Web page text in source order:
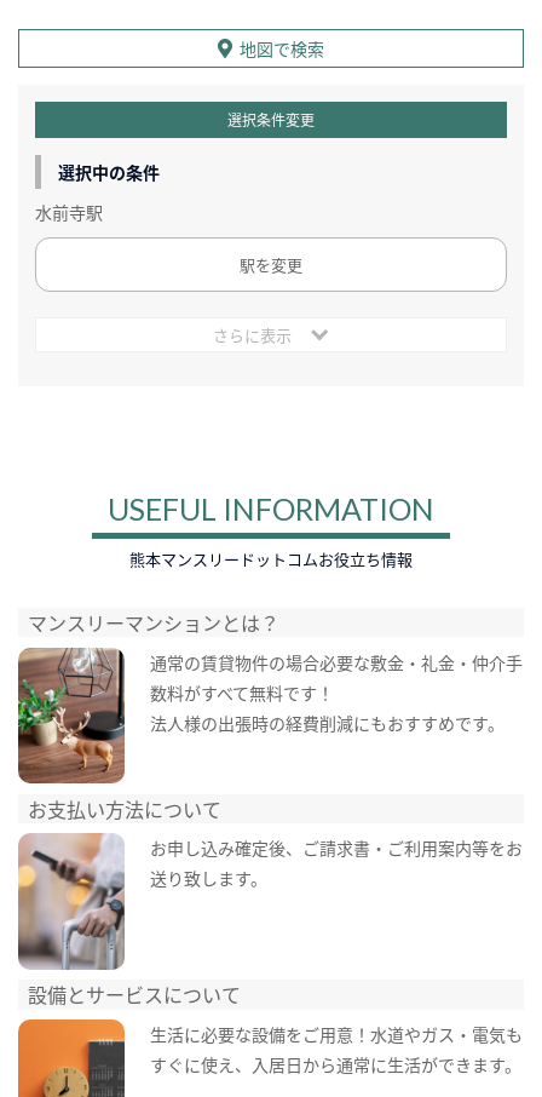
地図で検索
選択条件変更
選択中の条件
水前寺駅
駅を変更
さらに表示
USEFUL INFORMATION
熊本マンスリードットコムお役立ち情報
マンスリーマンションとは？
通常の賃貸物件の場合必要な敷金・礼金・仲介手
数料がすべて無料です！
法人様の出張時の経費削減にもおすすめです。
お支払い方法について
お申し込み確定後、ご請求書・ご利用案内等をお
送り致します。
設備とサービスについて
生活に必要な設備をご用意！水道やガス・電気も
すぐに使え、入居日から通常に生活ができます。